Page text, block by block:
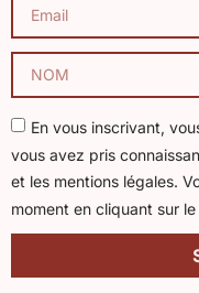
En vous inscrivant,
vous avez pris
et les mentions légales.
moment en cliquant sur